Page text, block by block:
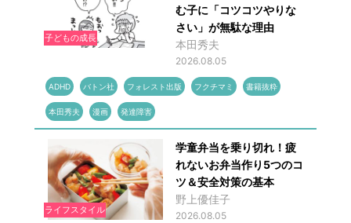
子どもの成長
む子に「コツコツやりな
さい」が無駄な理由
本田秀夫
2026.08.05
ADHD バトン社 フォレスト出版 フクチマミ 書籍抜粋
本田秀夫 漫画 発達障害
ライフスタイル
学童弁当を乗り切れ！疲
れないお弁当作り5つのコ
ツ＆安全対策の基本
野上優佳子
2026.08.05